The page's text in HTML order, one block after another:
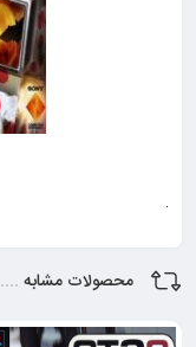
محصولات مشابه